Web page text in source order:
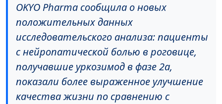
OKYO Pharma сообщила о новых
положительных данных
исследовательского анализа: пациенты
с нейропатической болью в роговице,
получавшие уркозимод в фазе 2a,
показали более выраженное улучшение
качества жизни по сравнению с